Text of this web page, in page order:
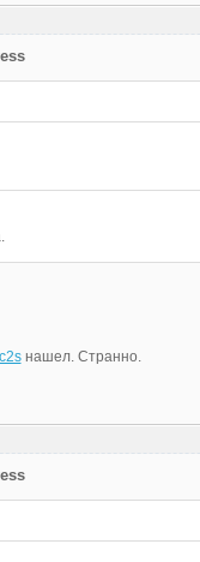
нашел. Странно.